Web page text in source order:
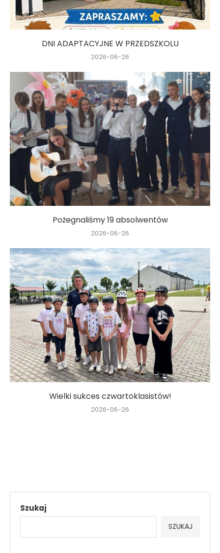
DNI ADAPTACYJNE W PRZEDSZKOLU
2026-06-26
Pożegnaliśmy 19 absolwentów
2026-06-26
Wielki sukces czwartoklasistów!
2026-06-26
Szukaj
SZUKAJ